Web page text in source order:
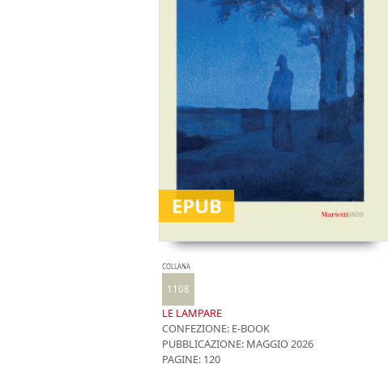
EPUB
COLLANA
1108
LE LAMPARE
CONFEZIONE: E-BOOK
PUBBLICAZIONE: MAGGIO 2026
PAGINE: 120